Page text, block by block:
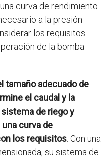
curva de rendimiento
a la presión
los requisitos
de la bomba
tamaño adecuado de
el caudal y la
de riego y
curva de
los requisitos . Con una
su sistema de